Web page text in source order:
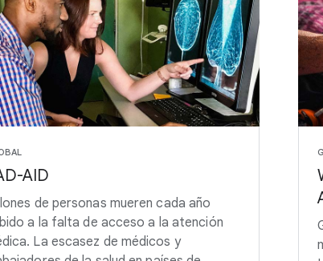
AID
de personas mueren cada año
a la falta de acceso a la atención
La escasez de médicos y